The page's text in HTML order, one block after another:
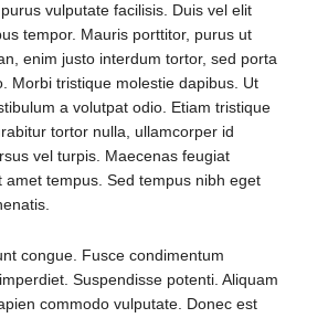
vulputate facilisis. Duis vel elit
tempor. Mauris porttitor, purus ut
enim justo interdum tortor, sed porta
Morbi tristique molestie dapibus. Ut
a volutpat odio. Etiam tristique
tortor nulla, ullamcorper id
vel turpis. Maecenas feugiat
amet tempus. Sed tempus nibh eget
congue. Fusce condimentum
Suspendisse potenti. Aliquam
commodo vulputate. Donec est